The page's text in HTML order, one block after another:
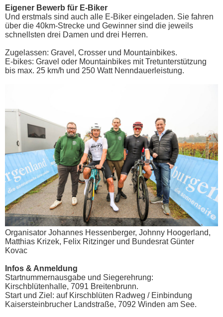
Eigener Bewerb für E-Biker
Und erstmals sind auch alle E-Biker eingeladen. Sie fahren
über die 40km-Strecke und Gewinner sind die jeweils
schnellsten drei Damen und drei Herren.
Zugelassen: Gravel, Crosser und Mountainbikes.
E-bikes: Gravel oder Mountainbikes mit Tretunterstützung
bis max. 25 km/h und 250 Watt Nenndauerleistung.
Organisator Johannes Hessenberger, Johnny Hoogerland,
Matthias Krizek, Felix Ritzinger und Bundesrat Günter
Kovac
Infos & Anmeldung
Startnummernausgabe und Siegerehrung:
Kirschblütenhalle, 7091 Breitenbrunn.
Start und Ziel: auf Kirschblüten Radweg / Einbindung
Kaisersteinbrucher Landstraße, 7092 Winden am See.